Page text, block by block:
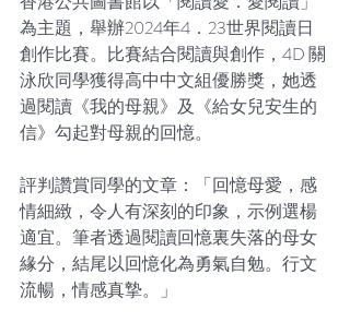
為主題，舉辦2024年4．23世界閱讀日
創作比賽。比賽結合閱讀與創作，4D 關
泳欣同學獲得高中中文組優勝獎，她透
過閱讀《我的母親》及《給女兒安生的
信》勾起對母親的回憶。
評判讚賞同學的文章：「回憶母愛，感
情細緻，令人有深刻的印象，示例選楊
適宜。筆者透過閱讀回憶裏失落的母女
緣分，結尾以回憶化為勇氣自勉。行文
流暢，情感真摯。」